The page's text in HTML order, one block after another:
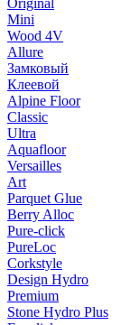
Original
Mini
Wood 4V
Allure
Замковый
Клеевой
Alpine Floor
Classic
Ultra
Aquafloor
Versailles
Art
Parquet Glue
Berry Alloc
Pure-click
PureLoc
Corkstyle
Design Hydro
Premium
Stone Hydro Plus